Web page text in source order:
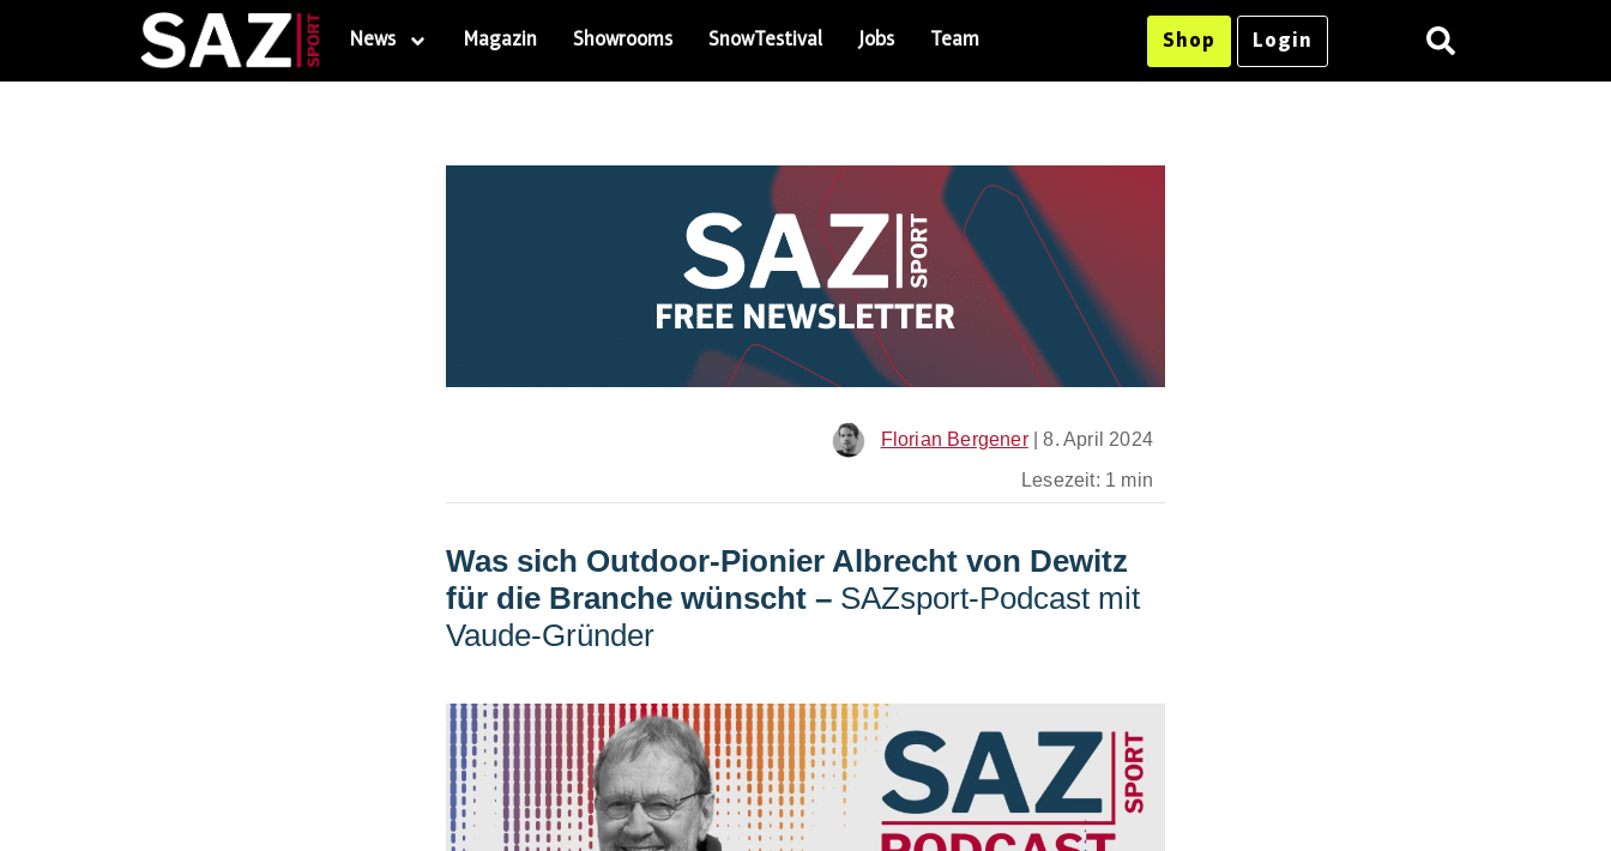
News Magazin Showrooms SnowTestival Jobs Team Shop Login
Florian Bergener |8. April 2024
Lesezeit: 1 min
Was sich Outdoor-Pionier Albrecht von Dewitz
für die Branche wünscht – SAZsport-Podcast mit
Vaude-Gründer